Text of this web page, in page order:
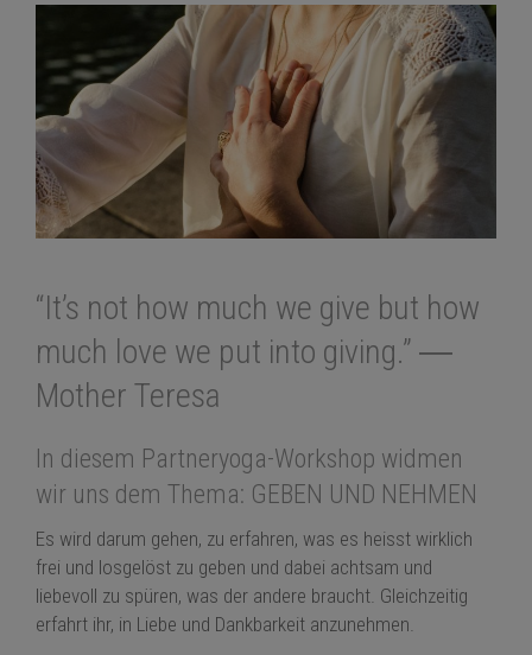
“It’s not how much we give but how
much love we put into giving.” ―
Mother Teresa
In diesem Partneryoga-Workshop widmen
wir uns dem Thema: GEBEN UND NEHMEN
Es wird darum gehen, zu erfahren, was es heisst wirklich
frei und losgelöst zu geben und dabei achtsam und
liebevoll zu spüren, was der andere braucht. Gleichzeitig
erfahrt ihr, in Liebe und Dankbarkeit anzunehmen.